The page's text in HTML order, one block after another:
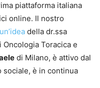
piattaforma italiana
online. Il nostro
un’idea della dr.ssa
Toracica e
di Milano, è attivo dal
sociale, è in continua